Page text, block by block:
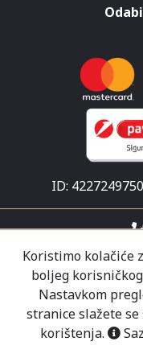
Koristimo kolačiće
boljeg
Nastavkom
stranice slažete
korištenja.
ID: